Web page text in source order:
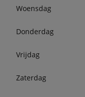
Woensdag
Donderdag
Vrijdag
Zaterdag